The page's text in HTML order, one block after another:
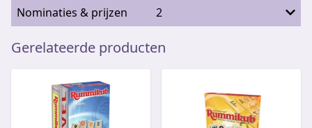
Nominaties & prijzen 2
Gerelateerde producten